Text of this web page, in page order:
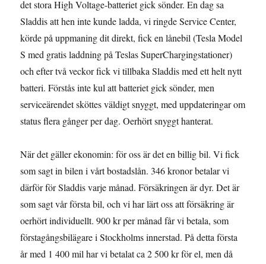
det stora High Voltage-batteriet gick sönder. En dag sa
Sladdis att hen inte kunde ladda, vi ringde Service Center,
körde på uppmaning dit direkt, fick en lånebil (Tesla Model
S med gratis laddning på Teslas SuperChargingstationer)
och efter två veckor fick vi tillbaka Sladdis med ett helt nytt
batteri. Förstås inte kul att batteriet gick sönder, men
serviceärendet sköttes väldigt snyggt, med uppdateringar om
status flera gånger per dag. Oerhört snyggt hanterat.
När det gäller ekonomin: för oss är det en billig bil. Vi fick
som sagt in bilen i vårt bostadslån. 346 kronor betalar vi
därför för Sladdis varje månad. Försäkringen är dyr. Det är
som sagt vår första bil, och vi har lärt oss att försäkring är
oerhört individuellt. 900 kr per månad får vi betala, som
förstagångsbilägare i Stockholms innerstad. På detta första
år med 1 400 mil har vi betalat ca 2 500 kr för el, men då